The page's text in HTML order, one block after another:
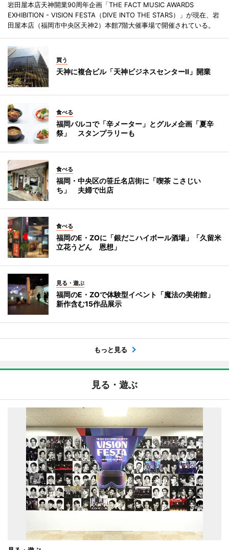
岩田屋本店天神開業90周年企画「THE FACT MUSIC AWARDS
EXHIBITION - VISION FESTA（DIVE INTO THE STARS）」が現在、岩
田屋本店（福岡市中央区天神2）本館7階大催事場で開催されている。
買う
天神に複合ビル「天神ビジネスセンターII」開業
食べる
福岡パルコで「辛メーター」とグルメ企画「夏辛
祭」 スタンプラリーも
食べる
福岡・中央区の笹丘名店街に「喫茶 こさじい
ち」 夫婦で出店
食べる
福岡のE・ZOに「銀だこハイボール酒場」「久留米
立花うどん 恩想」
見る・遊ぶ
福岡のE・ZOで体験型イベント「魔法の美術館」
新作含む15作品展示
もっと見る
見る・遊ぶ